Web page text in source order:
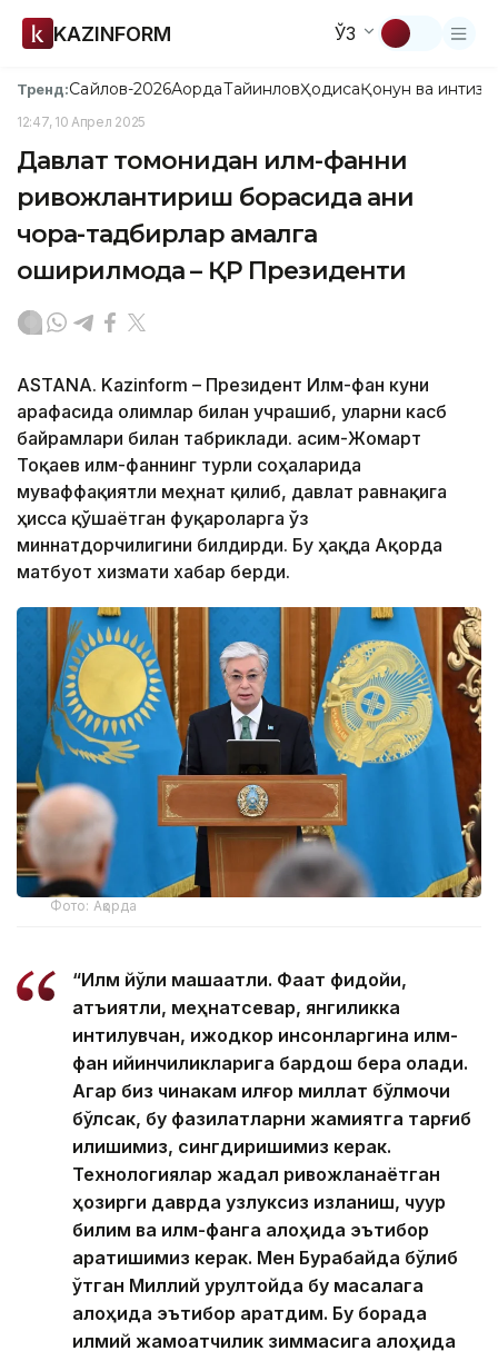
KAZINFORM ЎЗ
Тренд:Сайлов-2026АқордаТайинловҲодисаҚонун ва
12:47, 10 Апрел 2025
Давлат томонидан илм-фанни
ривожлантириш борасида аниқ
чора-тадбирлар амалга
оширилмоқда – ҚР Президенти
ASTANA. Kazinform – Президент Илм-фан куни
арафасида олимлар билан учрашиб, уларни касб
байрамлари билан табриклади. Қасим-Жомарт
Тоқаев илм-фаннинг турли соҳаларида
муваффақиятли меҳнат қилиб, давлат равнақига
ҳисса қўшаётган фуқароларга ўз
миннатдорчилигини билдирди. Бу ҳақда Ақорда
матбуот хизмати хабар берди.
Фото: Ақорда
“Илм йўли машаққатли. Фақат фидойи,
қатъиятли, меҳнатсевар, янгиликка
интилувчан, ижодкор инсонларгина илм-
фан қийинчиликларига бардош бера олади.
Агар биз чинакам илғор миллат бўлмоқчи
бўлсак, бу фазилатларни жамиятга тарғиб
қилишимиз, сингдиришимиз керак.
Технологиялар жадал ривожланаётган
ҳозирги даврда узлуксиз изланиш, чуқур
билим ва илм-фанга алоҳида эътибор
қаратишимиз керак. Мен Бурабайда бўлиб
ўтган Миллий қурултойда бу масалага
алоҳида эътибор қаратдим. Бу борада
илмий жамоатчилик зиммасига алоҳида